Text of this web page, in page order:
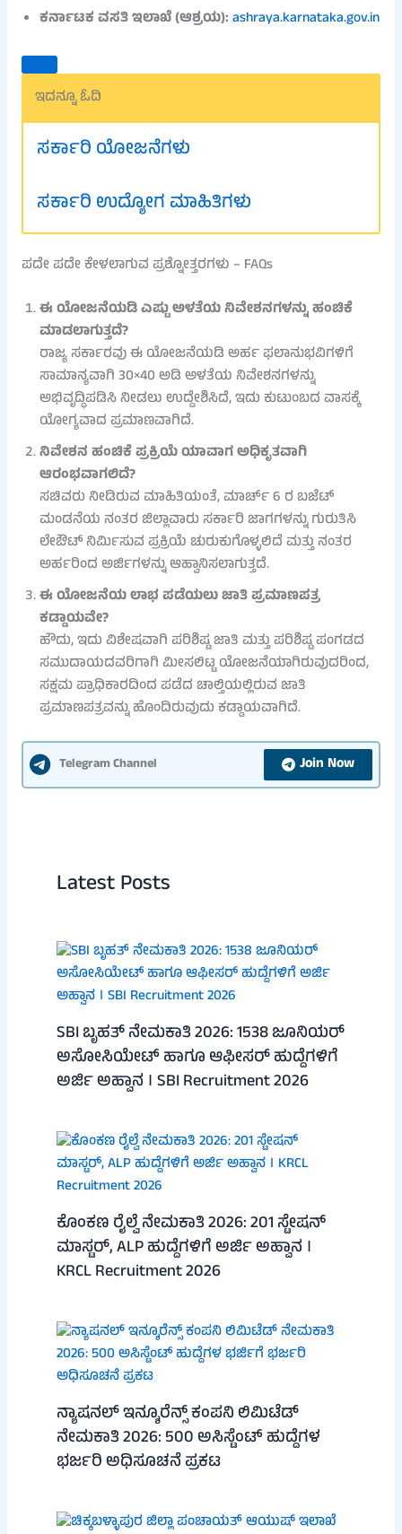
ಕರ್ನಾಟಕ ವಸತಿ ಇಲಾಖೆ (ಆಶ್ರಯ):ashraya.karnataka.gov.in
ಇದನ್ನೂ ಓದಿ
ಸರ್ಕಾರಿ ಯೋಜನೆಗಳು
ಸರ್ಕಾರಿ ಉದ್ಯೋಗ ಮಾಹಿತಿಗಳು
ಪದೇ ಪದೇ ಕೇಳಲಾಗುವ ಪ್ರಶ್ನೋತ್ತರಗಳು – FAQs
ಈ ಯೋಜನೆಯಡಿ ಎಷ್ಟು ಅಳತೆಯ ನಿವೇಶನಗಳನ್ನು ಹಂಚಿಕೆ
ಮಾಡಲಾಗುತ್ತದೆ?
ರಾಜ್ಯ ಸರ್ಕಾರವು ಈ ಯೋಜನೆಯಡಿ ಅರ್ಹ ಫಲಾನುಭವಿಗಳಿಗೆ
ಸಾಮಾನ್ಯವಾಗಿ 30×40 ಅಡಿ ಅಳತೆಯ ನಿವೇಶನಗಳನ್ನು
ಅಭಿವೃದ್ಧಿಪಡಿಸಿ ನೀಡಲು ಉದ್ದೇಶಿಸಿದೆ, ಇದು ಕುಟುಂಬದ ವಾಸಕ್ಕೆ
ಯೋಗ್ಯವಾದ ಪ್ರಮಾಣವಾಗಿದೆ.
ನಿವೇಶನ ಹಂಚಿಕೆ ಪ್ರಕ್ರಿಯೆ ಯಾವಾಗ ಅಧಿಕೃತವಾಗಿ
ಆರಂಭವಾಗಲಿದೆ?
ಸಚಿವರು ನೀಡಿರುವ ಮಾಹಿತಿಯಂತೆ, ಮಾರ್ಚ್ 6 ರ ಬಜೆಟ್
ಮಂಡನೆಯ ನಂತರ ಜಿಲ್ಲಾವಾರು ಸರ್ಕಾರಿ ಜಾಗಗಳನ್ನು ಗುರುತಿಸಿ
ಲೇಔಟ್ ನಿರ್ಮಿಸುವ ಪ್ರಕ್ರಿಯೆ ಚುರುಕುಗೊಳ್ಳಲಿದೆ ಮತ್ತು ನಂತರ
ಅರ್ಹರಿಂದ ಅರ್ಜಿಗಳನ್ನು ಆಹ್ವಾನಿಸಲಾಗುತ್ತದೆ.
ಈ ಯೋಜನೆಯ ಲಾಭ ಪಡೆಯಲು ಜಾತಿ ಪ್ರಮಾಣಪತ್ರ
ಕಡ್ಡಾಯವೇ?
ಹೌದು, ಇದು ವಿಶೇಷವಾಗಿ ಪರಿಶಿಷ್ಟ ಜಾತಿ ಮತ್ತು ಪರಿಶಿಷ್ಟ ಪಂಗಡದ
ಸಮುದಾಯದವರಿಗಾಗಿ ಮೀಸಲಿಟ್ಟ ಯೋಜನೆಯಾಗಿರುವುದರಿಂದ,
ಸಕ್ಷಮ ಪ್ರಾಧಿಕಾರದಿಂದ ಪಡೆದ ಚಾಲ್ತಿಯಲ್ಲಿರುವ ಜಾತಿ
ಪ್ರಮಾಣಪತ್ರವನ್ನು ಹೊಂದಿರುವುದು ಕಡ್ಡಾಯವಾಗಿದೆ.
Telegram Channel Join Now
Latest Posts
SBI ಬೃಹತ್ ನೇಮಕಾತಿ 2026: 1538 ಜೂನಿಯರ್
ಅಸೋಸಿಯೇಟ್ ಹಾಗೂ ಆಫೀಸರ್ ಹುದ್ದೆಗಳಿಗೆ
ಅರ್ಜಿ ಅಹ್ವಾನ । SBI Recruitment 2026
ಕೊಂಕಣ ರೈಲ್ವೆ ನೇಮಕಾತಿ 2026: 201 ಸ್ಟೇಷನ್
ಮಾಸ್ಟರ್, ALP ಹುದ್ದೆಗಳಿಗೆ ಅರ್ಜಿ ಅಹ್ವಾನ ।
KRCL Recruitment 2026
ನ್ಯಾಷನಲ್ ಇನ್ಶೂರೆನ್ಸ್ ಕಂಪನಿ ಲಿಮಿಟೆಡ್
ನೇಮಕಾತಿ 2026: 500 ಅಸಿಸ್ಟೆಂಟ್ ಹುದ್ದೆಗಳ
ಭರ್ಜರಿ ಅಧಿಸೂಚನೆ ಪ್ರಕಟ